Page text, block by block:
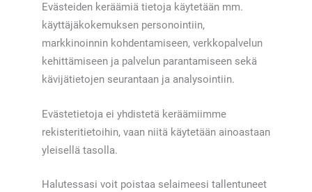
Evästeiden keräämiä tietoja käytetään mm.
käyttäjäkokemuksen personointiin,
markkinoinnin kohdentamiseen, verkkopalvelun
kehittämiseen ja palvelun parantamiseen sekä
kävijätietojen seurantaan ja analysointiin.
Evästetietoja ei yhdistetä keräämiimme
rekisteritietoihin, vaan niitä käytetään ainoastaan
yleisellä tasolla.
Halutessasi voit poistaa selaimeesi tallentuneet